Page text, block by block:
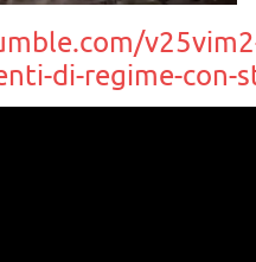
di-regime-con-